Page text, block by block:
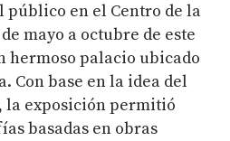
público en el Centro de la
mayo a octubre de este
hermoso palacio ubicado
Con base en la idea del
la exposición permitió
basadas en obras